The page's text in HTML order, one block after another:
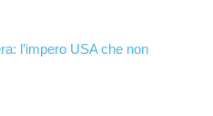
l’impero USA che non